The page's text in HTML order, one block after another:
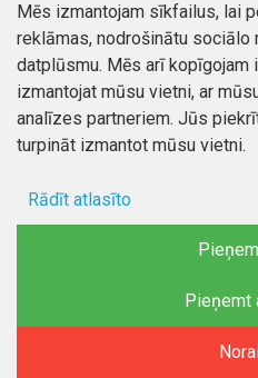
Mans profils
Pasūtījumi
aizsargātas
Mēs izmantojam sīkfailus, lai
reklāmas, nodrošinātu sociālo
datplūsmu. Mēs arī kopīgojam
izmantojat mūsu vietni, ar
analīzes partneriem. Jūs
turpināt izmantot mūsu vietni.
Rādīt atlasīto
Pieņemt
FILTRĒT